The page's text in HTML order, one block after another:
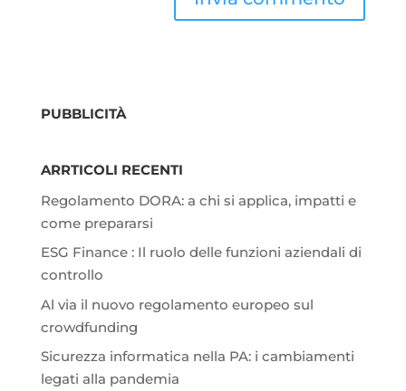
PUBBLICITÀ
ARRTICOLI RECENTI
Regolamento DORA: a chi si applica, impatti e
come prepararsi
ESG Finance : Il ruolo delle funzioni aziendali di
controllo
Al via il nuovo regolamento europeo sul
crowdfunding
Sicurezza informatica nella PA: i cambiamenti
legati alla pandemia